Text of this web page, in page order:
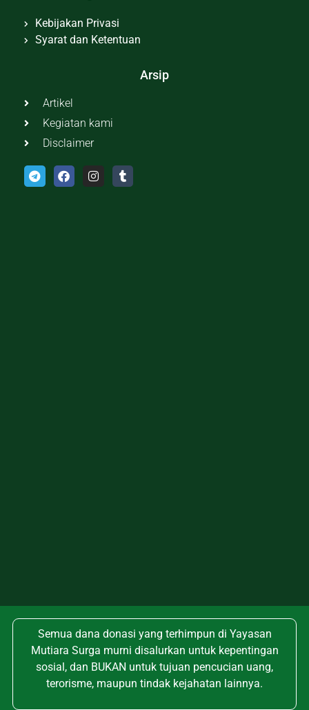
Kebijakan Privasi
Syarat dan Ketentuan
Arsip
Artikel
Kegiatan kami
Disclaimer
Semua dana donasi yang terhimpun di Yayasan
Mutiara Surga murni disalurkan untuk kepentingan
sosial, dan BUKAN untuk tujuan pencucian uang,
terorisme, maupun tindak kejahatan lainnya.